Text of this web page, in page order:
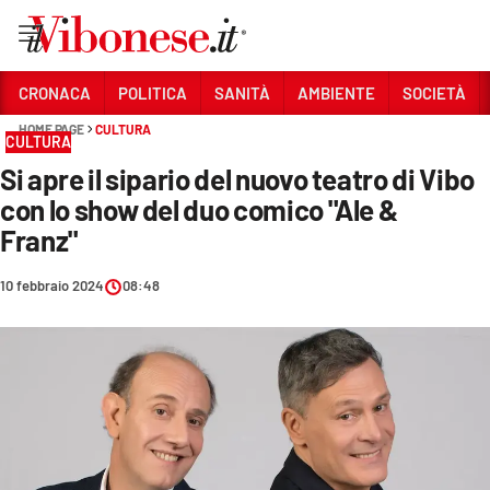
Sezioni
CRONACA
POLITICA
ECONOMIA E LAVORO
CRONACA POLITICA SANITÀ AMBIENTE SOCIETÀ
HOME PAGE CULTURA
CULTURA
Si apre il sipario del nuovo teatro di Vibo
con lo show del duo comico "Ale &
Franz"
10 febbraio 2024 08:48